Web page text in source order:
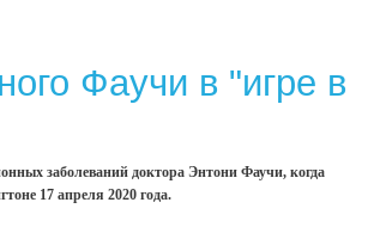
Фаучи в "игре в
заболеваний доктора Энтони Фаучи, когда
17 апреля 2020 года.